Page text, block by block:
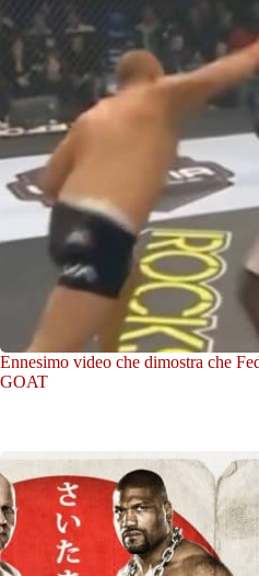
Ennesimo video che dimostra che
GOAT